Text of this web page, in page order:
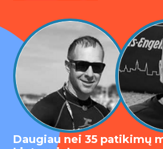
Daugiau nei 35 patikimų